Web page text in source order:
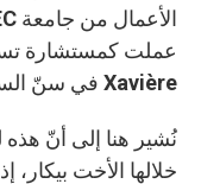
عملت كمستشارة
Xavière في سنّ السادسة والعشرين سنة 1995”.
نُشير هنا إلى أنّ